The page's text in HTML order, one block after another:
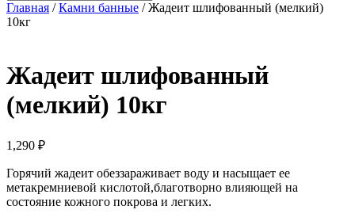
Главная /Камни банные / Жадеит шлифованный (мелкий)
10кг
Жадеит шлифованный
(мелкий) 10кг
1,290 ₽
Горячий жадеит обеззараживает воду и насыщает ее
метакремниевой кислотой,благотворно влияющей на
состояние кожного покрова и легких.